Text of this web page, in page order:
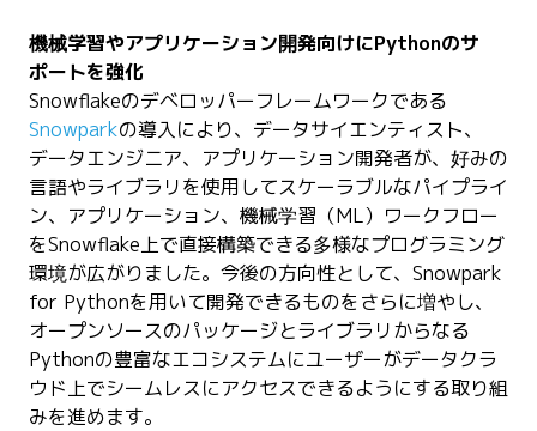
機械学習やアプリケーション開発向けにPythonのサ
ポートを強化
Snowflakeのデベロッパーフレームワークである
Snowparkの導入により、データサイエンティスト、
データエンジニア、アプリケーション開発者が、好みの
言語やライブラリを使用してスケーラブルなパイプライ
ン、アプリケーション、機械学習（ML）ワークフロー
をSnowflake上で直接構築できる多様なプログラミング
環境が広がりました。今後の方向性として、Snowpark
for Pythonを用いて開発できるものをさらに増やし、
オープンソースのパッケージとライブラリからなる
Pythonの豊富なエコシステムにユーザーがデータクラ
ウド上でシームレスにアクセスできるようにする取り組
みを進めます。